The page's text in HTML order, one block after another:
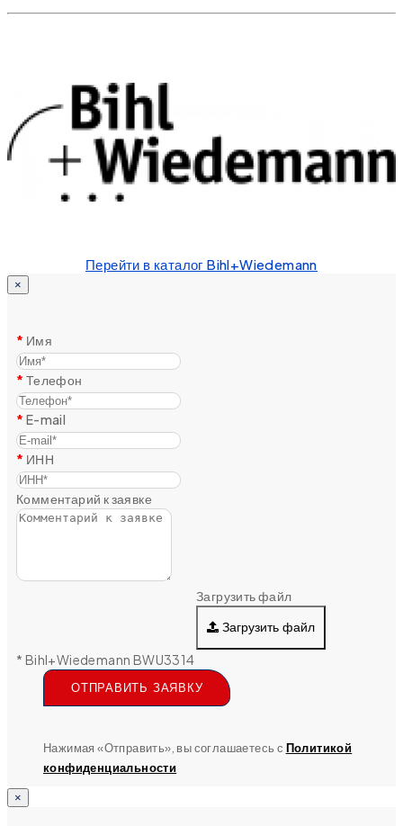
Перейти в каталог Bihl+Wiedemann
×
Имя
Телефон
E-mail
ИНН
Комментарий к заявке
Загрузить файл
Загрузить файл
* Bihl+Wiedemann BWU3314
ОТПРАВИТЬ ЗАЯВКУ
Нажимая «Отправить», вы соглашаетесь с Политикой
конфиденциальности
×